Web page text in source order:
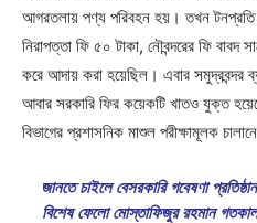
আগরতলায় পণ্য পরিবহন হয়। তখন টনপ্রতি
নিরাপত্তা ফি ৫০ টাকা, নৌবন্দরের ফি
করে আদায় করা হয়েছিল। এবার সমুদ্রবন্দর
আবার সরকারি ফির কয়েকটি খাতও যুক্ত
বিভাগের প্রশাসনিক মাশুল পরীক্ষামূলক
জানতে চাইলে বেসরকারি গবেষণা
বিশেষ ফেলো মোস্তাফিজুর রহমান